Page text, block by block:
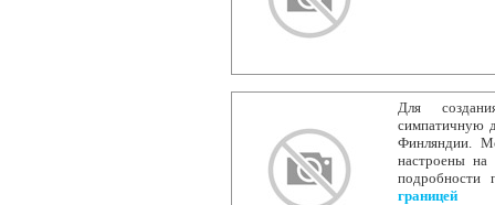
Для
симпатичную
Финляндии.
настроены на
подробности
границей